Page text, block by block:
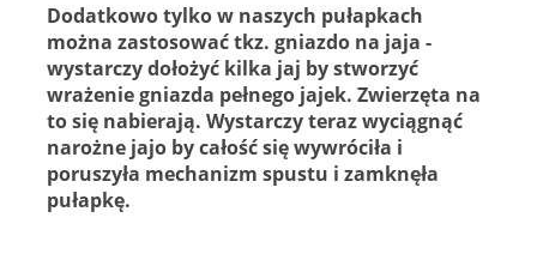
Dodatkowo tylko w naszych pułapkach
można zastosować tkz. gniazdo na jaja -
wystarczy dołożyć kilka jaj by stworzyć
wrażenie gniazda pełnego jajek. Zwierzęta na
to się nabierają. Wystarczy teraz wyciągnąć
narożne jajo by całość się wywróciła i
poruszyła mechanizm spustu i zamknęła
pułapkę.